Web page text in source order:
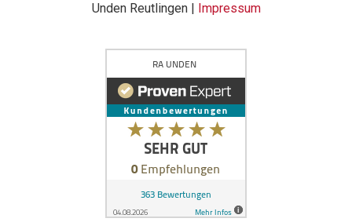
Unden Reutlingen | Impressum